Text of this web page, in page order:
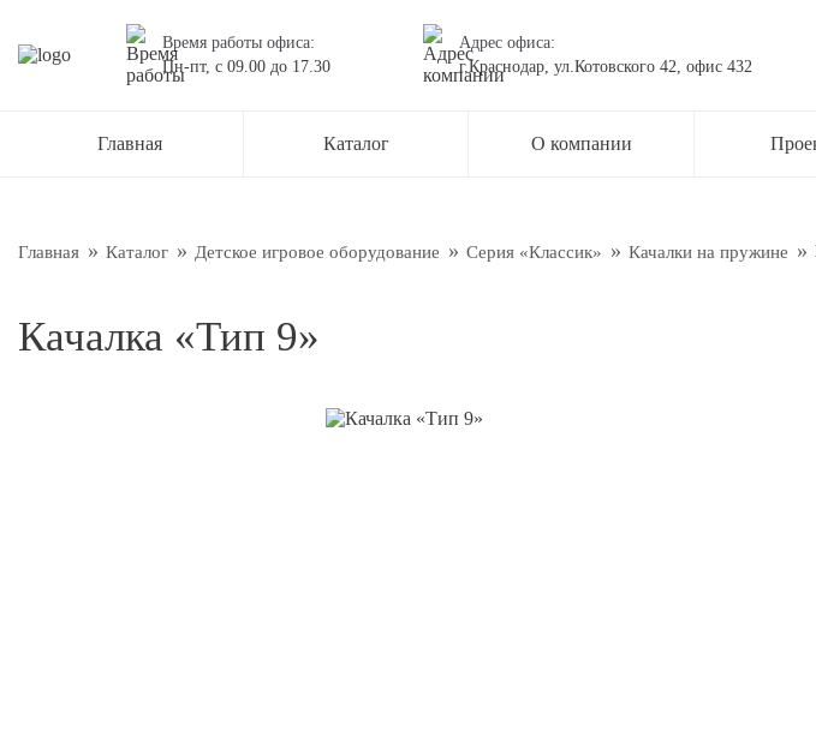
Время работы офиса:
Пн-пт,с 09.00 до 17.30
Адрес офиса:
г.Краснодар, ул.Котовского 42, офис 432
Главная Каталог О компании
Новости
Главная Каталог Детское игровое оборудование Серия «Классик» Качалки на пружине
Качалка «Тип 9»